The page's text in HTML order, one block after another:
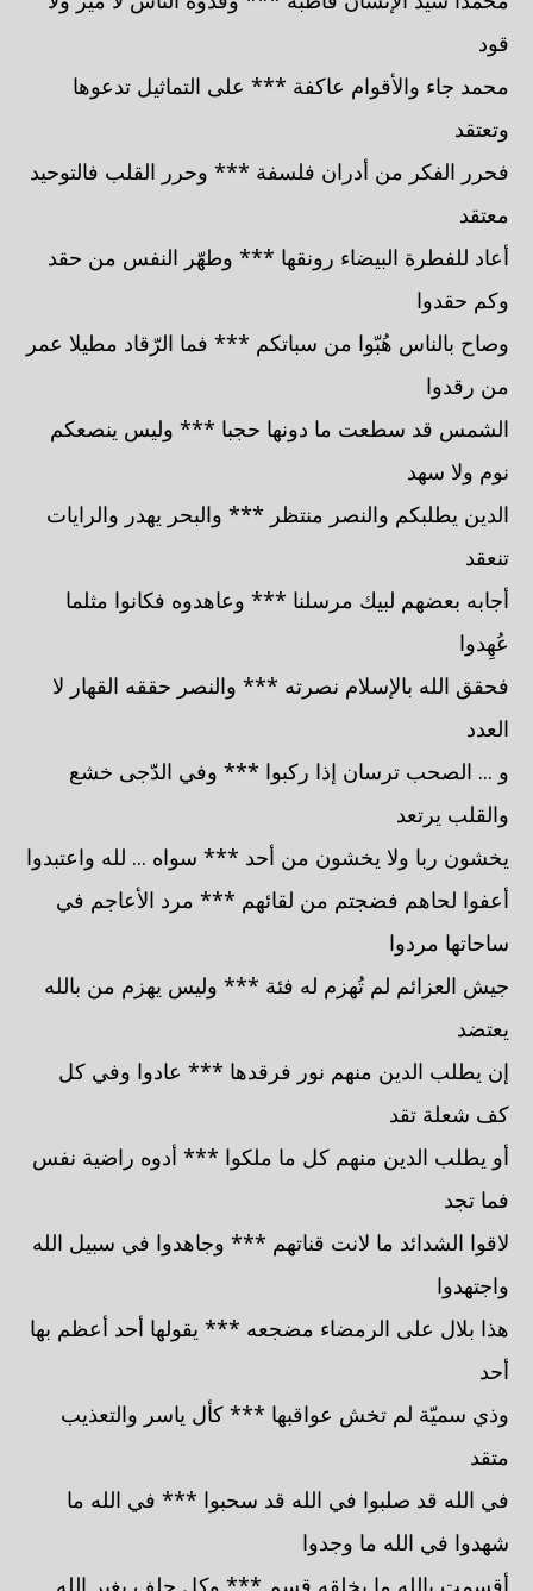
قود
محمد جاء والأقوام عاكفة *** على التماثيل تدعوها
وتعتقد
فحرر الفكر من أدران فلسفة *** وحرر القلب فالتوحيد
معتقد
أعاد للفطرة البيضاء رونقها *** وطهّر النفس من حقد
وكم حقدوا
وصاح بالناس هُبّوا من سباتكم *** فما الرّقاد مطيلا عمر
من رقدوا
الشمس قد سطعت ما دونها حجبا *** وليس ينصعكم
نوم ولا سهد
الدين يطلبكم والنصر منتظر *** والبحر يهدر والرايات
تنعقد
أجابه بعضهم لبيك مرسلنا *** وعاهدوه فكانوا مثلما
عُهِدوا
فحقق الله بالإسلام نصرته *** والنصر حققه القهار لا
العدد
و ... الصحب ترسان إذا ركبوا *** وفي الدّجى خشع
والقلب يرتعد
يخشون ربا ولا يخشون من أحد *** سواه ... لله واعتبدوا
أعفوا لحاهم فضجتم من لقائهم *** مرد الأعاجم في
ساحاتها مردوا
جيش العزائم لم تُهزم له فئة *** وليس يهزم من بالله
يعتضد
إن يطلب الدين منهم نور فرقدها *** عادوا وفي كل
كف شعلة تقد
أو يطلب الدين منهم كل ما ملكوا *** أدوه راضية نفس
فما تجد
لاقوا الشدائد ما لانت قناتهم *** وجاهدوا في سبيل الله
واجتهدوا
هذا بلال على الرمضاء مضجعه *** يقولها أحد أعظم بها
أحد
وذي سميّة لم تخش عواقبها *** كأل ياسر والتعذيب
متقد
في الله قد صلبوا في الله قد سحبوا *** في الله ما
شهدوا في الله ما وجدوا